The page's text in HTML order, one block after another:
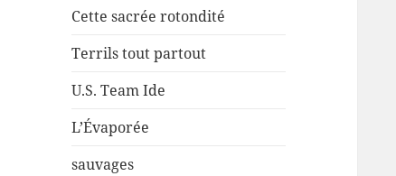
Cette sacrée rotondité
Terrils tout partout
U.S. Team Ide
L’Évaporée
sauvages